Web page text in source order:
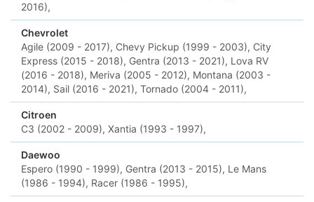
2016),
Chevrolet
Agile (2009 - 2017), Chevy Pickup (1999 - 2003), City
Express (2015 - 2018), Gentra (2013 - 2021), Lova RV
(2016 - 2018), Meriva (2005 - 2012), Montana (2003 -
2014), Sail (2016 - 2021), Tornado (2004 - 2011),
Citroen
C3 (2002 - 2009), Xantia (1993 - 1997),
Daewoo
Espero (1990 - 1999), Gentra (2013 - 2015), Le Mans
(1986 - 1994), Racer (1986 - 1995),